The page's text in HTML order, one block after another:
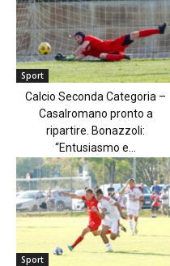
Sport
Calcio Seconda Categoria –
Casalromano pronto a
ripartire. Bonazzoli:
“Entusiasmo e...
Sport